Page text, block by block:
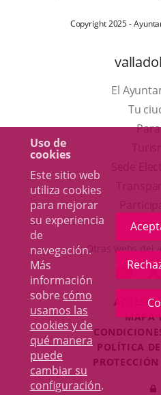
Uso de
cookies
Este sitio web
utiliza cookies
para mejorar
su experiencia
de
navegación.
Más
información
sobre cómo
usamos las
cookies y de
qué manera
puede
cambiar su
configuración.
Copyright 2025 -
El
Tu
Otras webs del
A
UNA
MAPA
POLÍTICA